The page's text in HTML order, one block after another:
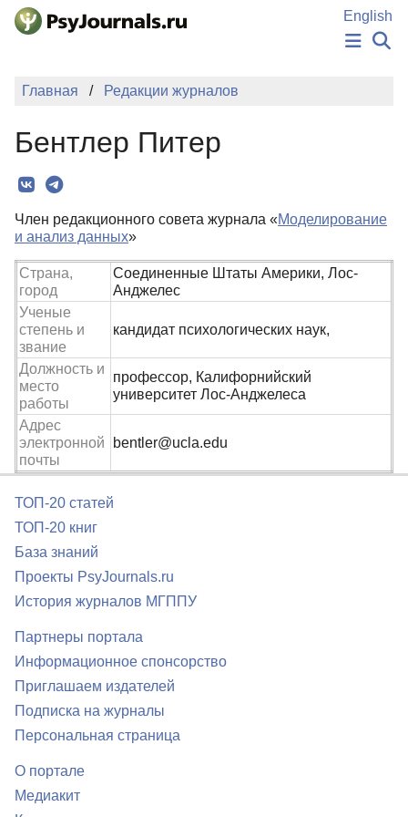
Перейти к основному содержанию
English
НОВОСТИ
ПОДАТЬ РУКОПИСЬ
Главная Редакции журналов
Бентлер Питер
Член редакционного совета журнала «Моделирование
и анализ данных»
Страна,
город
Соединенные Штаты Америки, Лос-
Анджелес
Ученые
степень и
звание
кандидат психологических наук,
Должность и
место
работы
профессор, Калифорнийский
университет Лос-Анджелеса
Адрес
электронной
почты
bentler@ucla.edu
ТОП-20 статей
ТОП-20 книг
База знаний
Проекты PsyJournals.ru
История журналов МГППУ
Партнеры портала
Информационное спонсорство
Приглашаем издателей
Подписка на журналы
Персональная страница
О портале
Медиакит